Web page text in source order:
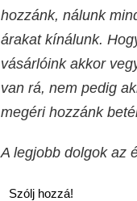
hozzánk, nálunk
árakat kínálunk.
vásárlóink akkor
van rá, nem pedig
megéri hozzánk
A legjobb dolgok az
Szólj hozzá!